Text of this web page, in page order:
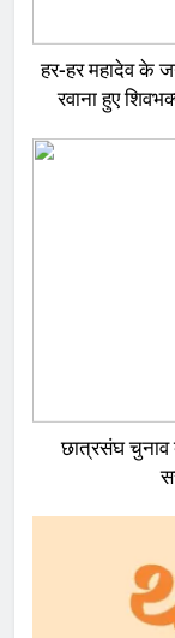
हर-हर महादेव के
रवाना हुए
छात्रसंघ चुनाव